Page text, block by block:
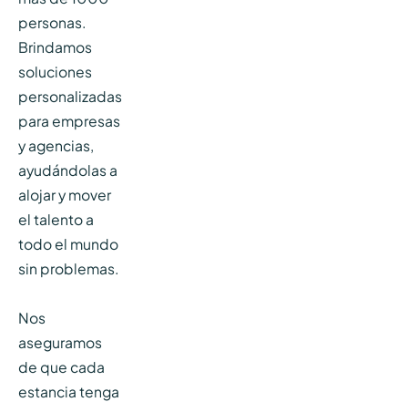
personas.
Brindamos
soluciones
personalizadas
para empresas
y agencias,
ayudándolas a
alojar y mover
el talento a
todo el mundo
sin problemas.
Nos
aseguramos
de que cada
estancia tenga